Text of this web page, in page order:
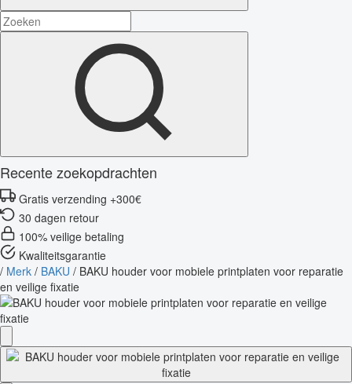
Recente zoekopdrachten
Gratis verzending +300€
30 dagen retour
100% veilige betaling
Kwaliteitsgarantie
/ Merk / BAKU / BAKU houder voor mobiele printplaten voor reparatie
en veilige fixatie